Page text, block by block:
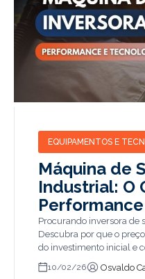
EQUIPAMENTOS E
Máquina de
Industrial: O
Procurando inversora de
Descubra por que o
do investimento inicial e
10/02/26 Osvaldo